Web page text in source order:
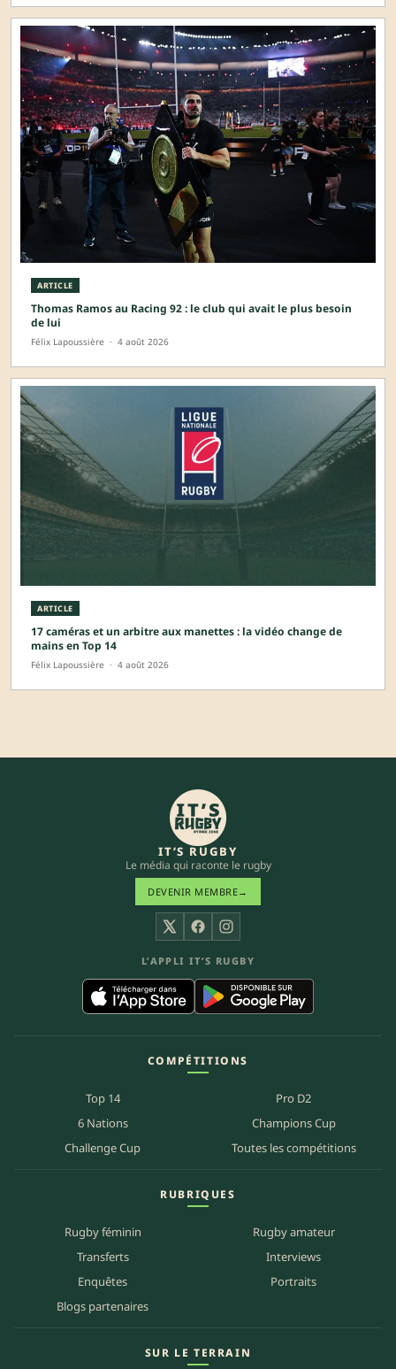
ARTICLE
Thomas Ramos au Racing 92 : le club qui avait le plus besoin
de lui
Félix Lapoussière · 4 août 2026
ARTICLE
17 caméras et un arbitre aux manettes : la vidéo change de
mains en Top 14
Félix Lapoussière · 4 août 2026
IT’S RUGBY
Le média qui raconte le rugby
DEVENIR MEMBRE→
X FacebookInstagram
L’APPLI IT’S RUGBY
COMPÉTITIONS
Top 14
Pro D2
6 Nations
Champions Cup
Challenge Cup
Toutes les compétitions
RUBRIQUES
Rugby féminin
Rugby amateur
Transferts
Interviews
Enquêtes
Portraits
Blogs partenaires
SUR LE TERRAIN